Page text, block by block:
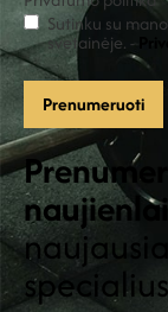
Sutinku su
svetainėje. -